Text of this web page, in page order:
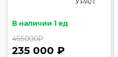
(УЦЕНКА)
В наличии 1 ед
455000₽
235 000 ₽